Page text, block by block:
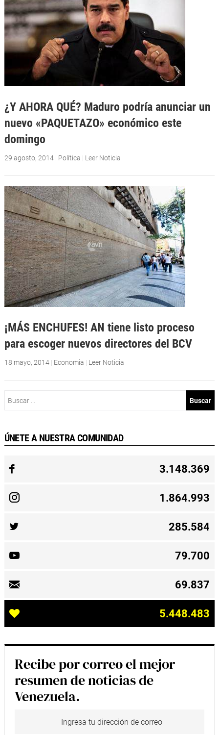
¿Y AHORA QUÉ? Maduro podría anunciar un
nuevo «PAQUETAZO» económico este
domingo
29 agosto, 2014| Política | Leer Noticia
¡MÁS ENCHUFES! AN tiene listo proceso
para escoger nuevos directores del BCV
18 mayo, 2014| Economia | Leer Noticia
ÚNETE A NUESTRA COMUNIDAD
3.148.369
1.864.993
285.584
79.700
69.837
5.448.483
Recibe por correo el mejor
resumen de noticias de
Venezuela.